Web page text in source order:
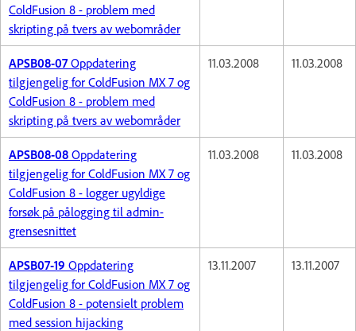
ColdFusion 8 - problem med
skripting på tvers av webområder
APSB08-07Oppdatering
tilgjengelig for ColdFusion MX 7 og
ColdFusion 8 - problem med
skripting på tvers av webområder
11.03.2008 11.03.2008
APSB08-08 Oppdatering
tilgjengelig for ColdFusion MX 7 og
ColdFusion 8 - logger ugyldige
forsøk på pålogging til admin-
grensesnittet
11.03.2008 11.03.2008
APSB07-19 Oppdatering
tilgjengelig for ColdFusion MX 7 og
ColdFusion 8 - potensielt problem
med session hijacking
13.11.2007 13.11.2007